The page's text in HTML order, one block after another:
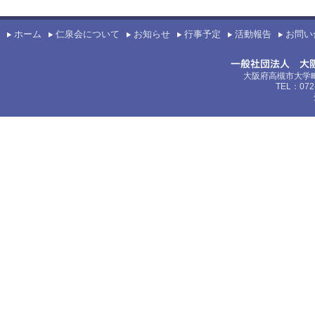
ホーム 仁泉会について お知らせ 行事予定 活動報告 お問
大阪府高槻市大学
TEL：